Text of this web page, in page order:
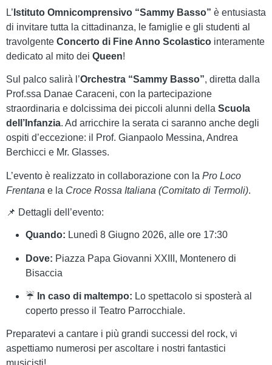
L’ Istituto Omnicomprensivo “Sammy Basso” è entusiasta
di invitare tutta la cittadinanza, le famiglie e gli studenti al
travolgente Concerto di Fine Anno Scolastico interamente
dedicato al mito dei Queen!
Sul palco salirà l’Orchestra “Sammy Basso”, diretta dalla
Prof.ssa Danae Caraceni, con la partecipazione
straordinaria e dolcissima dei piccoli alunni della Scuola
dell’Infanzia. Ad arricchire la serata ci saranno anche degli
ospiti d’eccezione: il Prof. Gianpaolo Messina, Andrea
Berchicci e Mr. Glasses.
L’evento è realizzato in collaborazione con la Pro Loco
Frentana e la Croce Rossa Italiana (Comitato di Termoli).
📌 Dettagli dell’evento:
Quando: Lunedì 8 Giugno 2026, alle ore 17:30
Dove: Piazza Papa Giovanni XXIII, Montenero di
Bisaccia
☔ In caso di maltempo: Lo spettacolo si sposterà al
coperto presso il Teatro Parrocchiale.
Preparatevi a cantare i più grandi successi del rock, vi
aspettiamo numerosi per ascoltare i nostri fantastici